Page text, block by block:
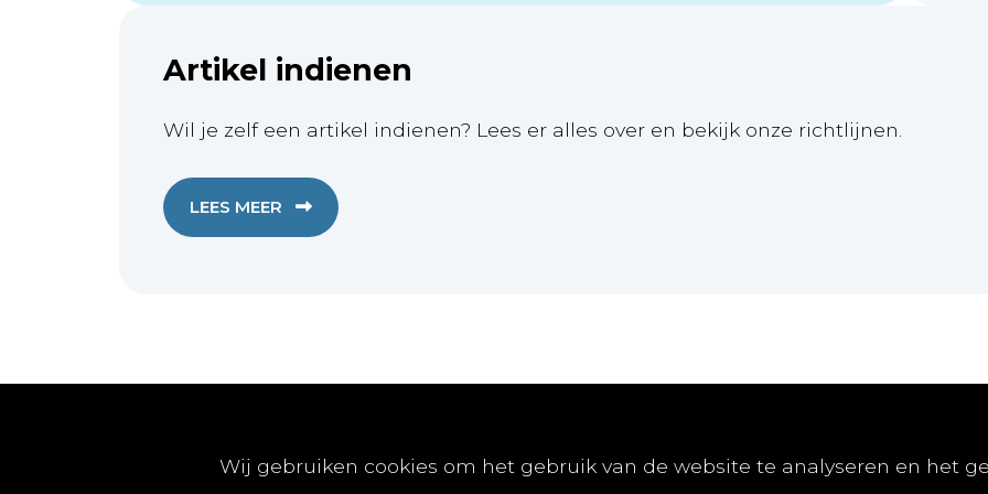
Wij gebruiken cookies om het gebruik van de website te analyseren en het
Artikel indienen
Wil je zelf een artikel indienen? Lees er alles over en bekijk onze richtlijnen.
LEES MEER
Publicaties Online Publiceren